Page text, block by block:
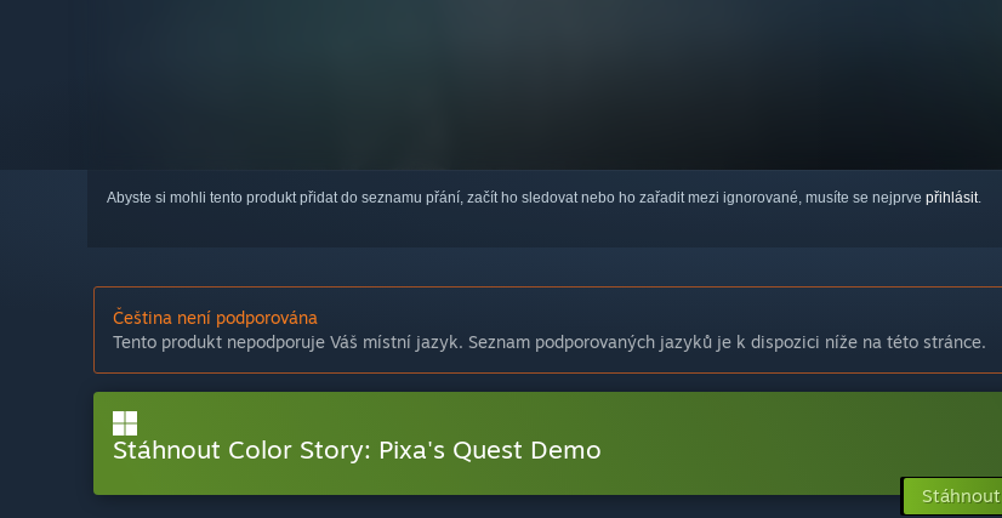
Abyste si mohli tento produkt přidat do seznamu přání, začít ho sledovat nebo ho zařadit mezi ignorované, musíte se nejprve přihlásit.
Čeština není podporována
Tento produkt nepodporuje Váš místní jazyk. Seznam podporovaných jazyků je k dispozici níže na této stránce.
Stáhnout Color Story: Pixa's Quest Demo
Stáhnout